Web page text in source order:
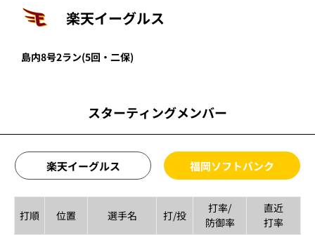
楽天イーグルス
島内8号2ラン(5回・ 二保)
スターティングメンバー
楽天イーグルス 福岡ソフトバンク
打順 位置 選手名 打/投
打率/
防御率
直近
打率